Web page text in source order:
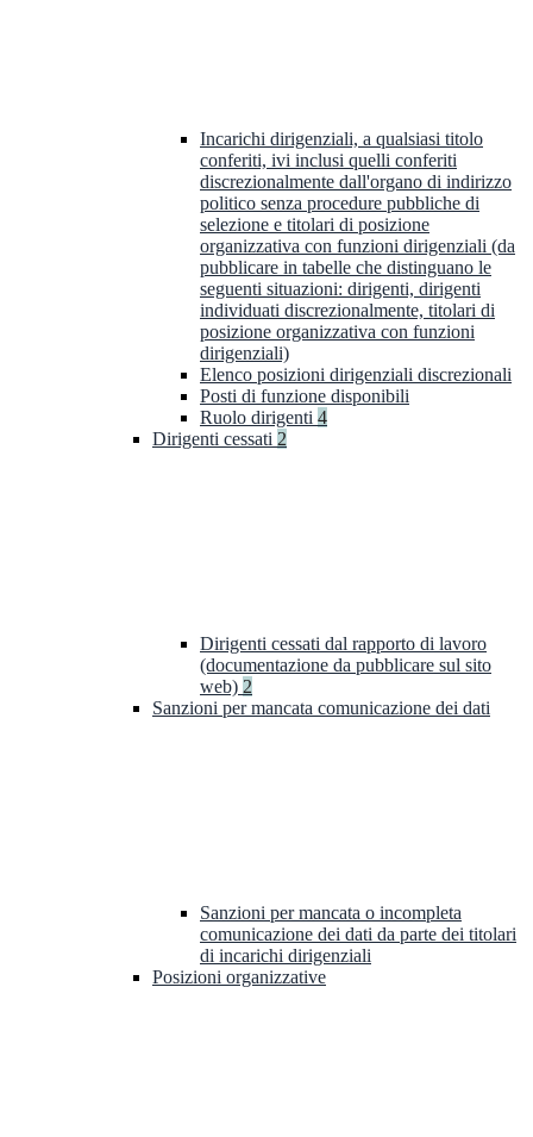
Incarichi dirigenziali, a qualsiasi titolo
conferiti, ivi inclusi quelli conferiti
discrezionalmente dall'organo di indirizzo
politico senza procedure pubbliche di
selezione e titolari di posizione
organizzativa con funzioni dirigenziali (da
pubblicare in tabelle che distinguano le
seguenti situazioni: dirigenti, dirigenti
individuati discrezionalmente, titolari di
posizione organizzativa con funzioni
dirigenziali)
Elenco posizioni dirigenziali discrezionali
Posti di funzione disponibili
Ruolo dirigenti 4
Dirigenti cessati 2
Dirigenti cessati dal rapporto di lavoro
(documentazione da pubblicare sul sito
web) 2
Sanzioni per mancata comunicazione dei dati
Sanzioni per mancata o incompleta
comunicazione dei dati da parte dei titolari
di incarichi dirigenziali
Posizioni organizzative